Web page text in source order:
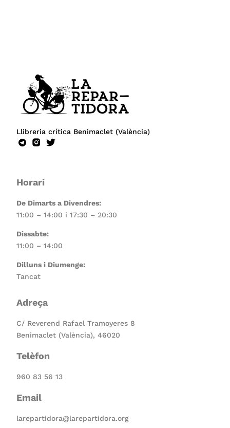
Llibreria crítica Benimaclet (València)
Horari
De Dimarts a Divendres:
11:00 – 14:00 i 17:30 – 20:30
Dissabte:
11:00 – 14:00
Dilluns i Diumenge:
Tancat
Adreça
C/ Reverend Rafael Tramoyeres 8
Benimaclet (València), 46020
Telèfon
960 83 56 13
Email
larepartidora@larepartidora.org